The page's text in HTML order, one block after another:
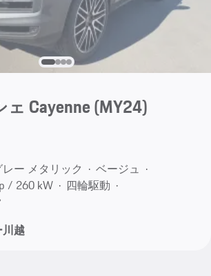
Cayenne (MY24)
ー メタリック
ベージュ
/ 260 kW
四輪駆動
越